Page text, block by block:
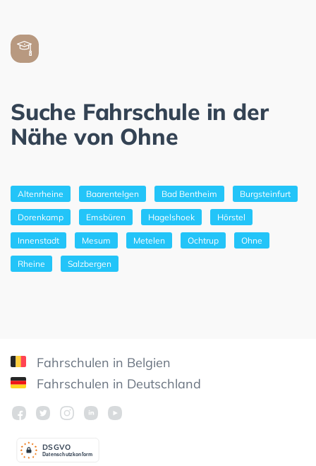
Suche Fahrschule in der
Nähe von Ohne
Altenrheine Baarentelgen Bad Bentheim Burgsteinfurt
Dorenkamp Emsbüren Hagelshoek Hörstel
Innenstadt Mesum Metelen Ochtrup Ohne
Rheine Salzbergen
Fahrschulen in Belgien
Fahrschulen in Deutschland
Datenschutzkonform
DSGVO